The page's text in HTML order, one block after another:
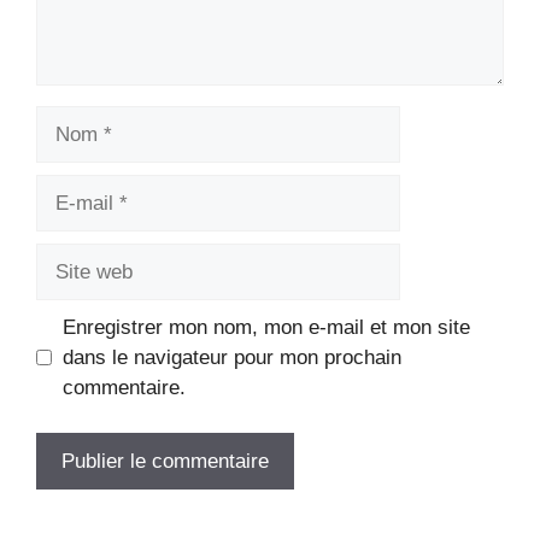
Enregistrer mon nom, mon e-mail et mon site
dans le navigateur pour mon prochain
commentaire.